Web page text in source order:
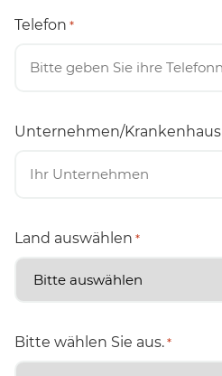
Telefon *
Unternehmen/Krankenhaus
Land auswählen *
Bitte wählen Sie aus. *